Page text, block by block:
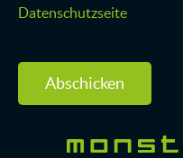
Datenschutzseite
Abschicken